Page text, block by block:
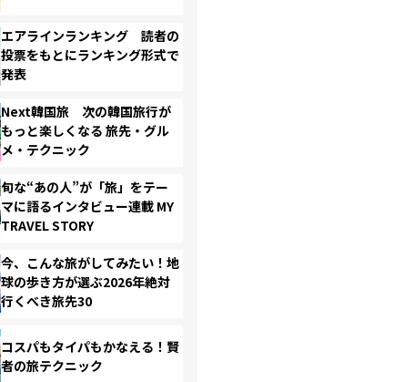
エアラインランキング 読者の
投票をもとにランキング形式で
発表
Next韓国旅 次の韓国旅行が
もっと楽しくなる 旅先・グル
メ・テクニック
旬な“あの人”が「旅」をテー
マに語るインタビュー連載 MY
TRAVEL STORY
今、こんな旅がしてみたい！地
球の歩き方が選ぶ2026年絶対
行くべき旅先30
コスパもタイパもかなえる！賢
者の旅テクニック